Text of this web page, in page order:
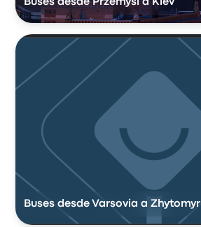
Buses desde Przemyśl a Kiev
Buses desde Varsovia a Zhytomyr